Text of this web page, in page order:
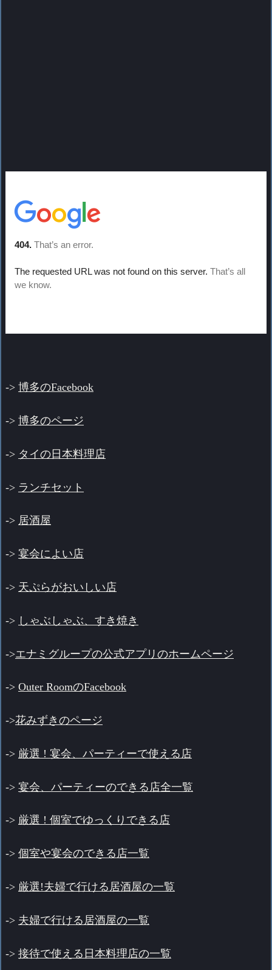
-> 博多のFacebook
-> 博多のページ
-> タイの日本料理店
-> ランチセット
-> 居酒屋
-> 宴会によい店
-> 天ぷらがおいしい店
-> しゃぶしゃぶ、すき焼き
->エナミグループの公式アプリのホームページ
-> Outer RoomのFacebook
->花みずきのページ
-> 厳選 ! 宴会、パーティーで使える店
-> 宴会、パーティーのできる店全一覧
-> 厳選 ! 個室でゆっくりできる店
-> 個室や宴会のできる店一覧
-> 厳選!夫婦で行ける居酒屋の一覧
-> 夫婦で行ける居酒屋の一覧
-> 接待で使える日本料理店の一覧